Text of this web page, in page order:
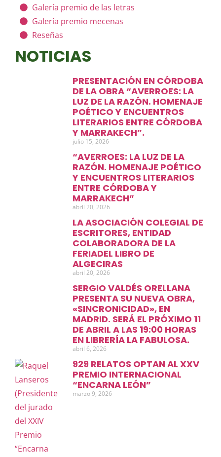
Galería premio de las letras
Galería premio mecenas
Reseñas
NOTICIAS
PRESENTACIÓN EN CÓRDOBA
DE LA OBRA “AVERROES: LA
LUZ DE LA RAZÓN. HOMENAJE
POÉTICO Y ENCUENTROS
LITERARIOS ENTRE CÓRDOBA
Y MARRAKECH”.
julio 15, 2026
“AVERROES: LA LUZ DE LA
RAZÓN. HOMENAJE POÉTICO
Y ENCUENTROS LITERARIOS
ENTRE CÓRDOBA Y
MARRAKECH”
abril 20, 2026
LA ASOCIACIÓN COLEGIAL DE
ESCRITORES, ENTIDAD
COLABORADORA DE LA
FERIADEL LIBRO DE
ALGECIRAS
abril 20, 2026
SERGIO VALDÉS ORELLANA
PRESENTA SU NUEVA OBRA,
«SINCRONICIDAD», EN
MADRID. SERÁ EL PRÓXIMO 11
DE ABRIL A LAS 19:00 HORAS
EN LIBRERÍA LA FABULOSA.
abril 6, 2026
929 RELATOS OPTAN AL XXV
PREMIO INTERNACIONAL
“ENCARNA LEÓN”
marzo 9, 2026